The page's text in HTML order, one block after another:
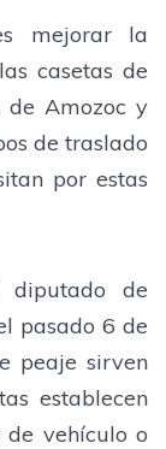
mejorar la
casetas de
de Amozoc y
de traslado
por estas
de
pasado 6 de
peaje sirven
establecen
vehículo o